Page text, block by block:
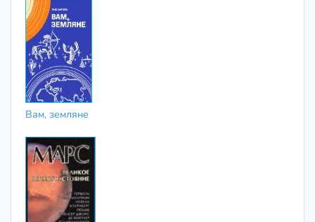
Вам, земляне